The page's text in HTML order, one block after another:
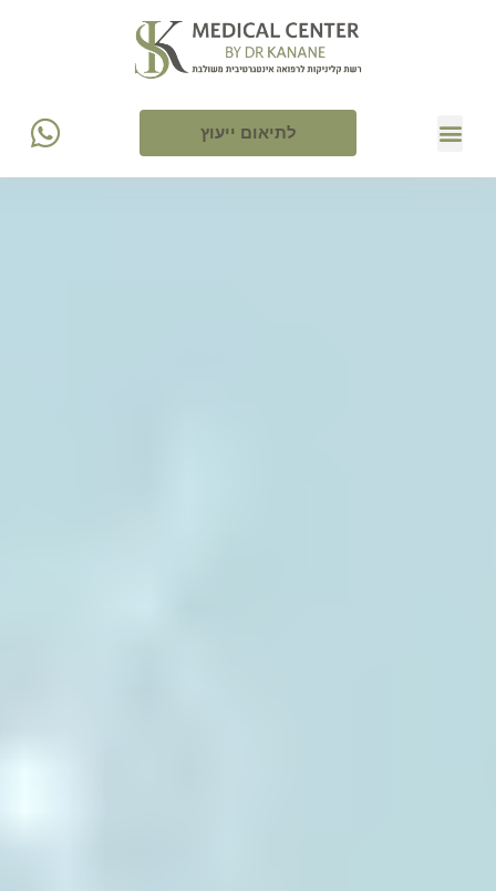
לתיאום ייעוץ